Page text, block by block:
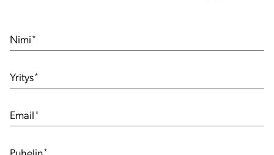
Nimi *
Yritys*
Email *
*